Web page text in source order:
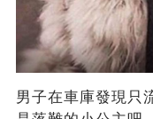
男子在車庫發現只